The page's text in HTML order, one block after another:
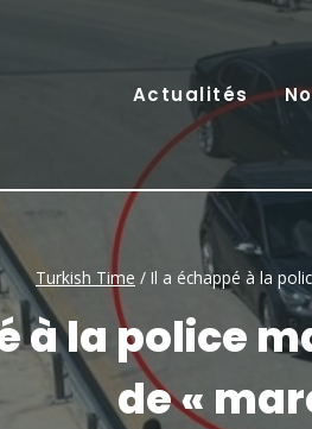
Actualités
Turkish Time / Il a échappé à la
à la police
de «